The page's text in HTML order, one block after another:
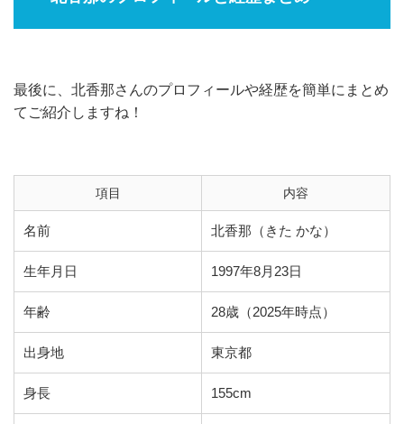
最後に、北香那さんのプロフィールや経歴を簡単にまとめ
てご紹介しますね！
項目 内容
名前 北香那（きた かな）
生年月日 1997年8月23日
年齢 28歳（2025年時点）
出身地 東京都
身長 155cm